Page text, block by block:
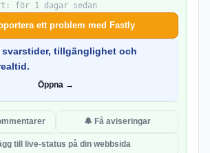
för 1 dagar sedan
ett problem med Fastly
svarstider, tillgänglighet och
Öppna →
🔔 Få aviseringar
till live-status på din webbsida